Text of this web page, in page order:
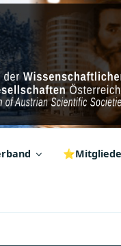
of Austrian Scientific